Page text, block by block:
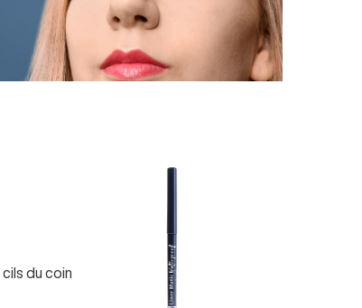
du coin